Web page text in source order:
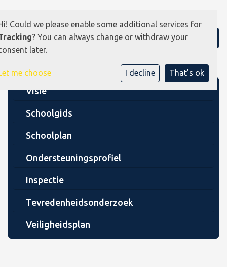
Visie
Schoolgids
Schoolplan
Ondersteuningsprofiel
Inspectie
Tevredenheidsonderzoek
Veiligheidsplan
Could we please enable some additional services for
? You can always change or withdraw your
later.
me choose I decline That's ok